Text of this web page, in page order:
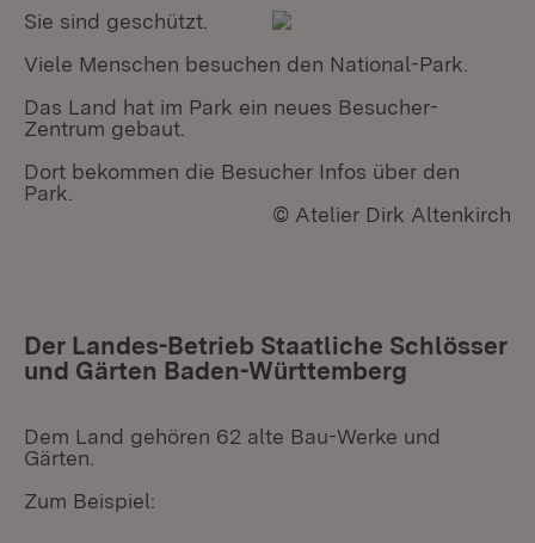
Sie sind geschützt.
Viele Menschen besuchen den National-Park.
Das Land hat im Park ein neues Besucher-
Zentrum gebaut.
Dort bekommen die Besucher Infos über den
Park.
© Atelier Dirk Altenkirch
Der Landes-Betrieb Staatliche Schlösser
und Gärten Baden-Württemberg
Dem Land gehören 62 alte Bau-Werke und
Gärten.
Zum Beispiel: